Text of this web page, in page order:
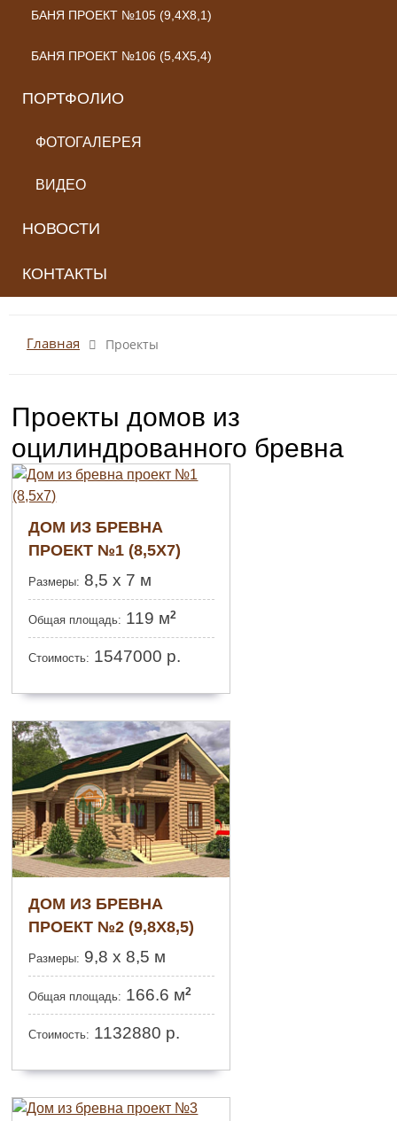
БАНЯ ПРОЕКТ №105 (9,4X8,1)
БАНЯ ПРОЕКТ №106 (5,4X5,4)
ПОРТФОЛИО
ФОТОГАЛЕРЕЯ
ВИДЕО
НОВОСТИ
КОНТАКТЫ
Главная Проекты
Проекты домов из
оцилиндрованного бревна
ДОМ ИЗ БРЕВНА
ПРОЕКТ №1 (8,5X7)
Размеры: 8,5 x 7 м
Общая площадь: 119 м2
Стоимость: 1547000 р.
ДОМ ИЗ БРЕВНА
ПРОЕКТ №2 (9,8Х8,5)
Размеры: 9,8 х 8,5 м
Общая площадь: 166.6 м2
Стоимость: 1132880 р.